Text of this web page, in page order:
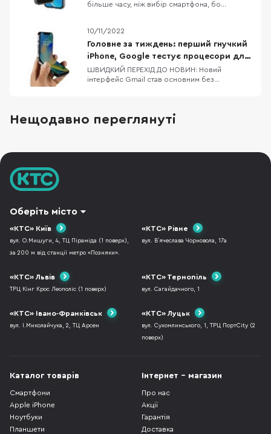
більше часу, ніж вибір смартфона, бо
iPhone. Одна з компаній, яка давно себе
зарекомендувала як виробник якісних,
довговічних та красивих аксесуарів до iPhone
— це AMAZINGthing. В них
10/11/2022
Головне за тиждень: перший гнучкий
iPhone, Google тестує процесори для
Pixel 8/8 Pro, флагманський процесор
від MediaTek
ШВИДКИЙ ПЕРЕХІД ДО НОВИН: Новий
інтерфейс Gmail став основним без
Офіційні верифіковані акаунти в Twitter
отримають відмітку Official Apple планує
Нещодавно переглянуті
Оберіть місто
«КТС» Київ
вул. О.Мишуги, 4, ТЦ Піраміда (1 поверх),
за 200 м від станції метро «Позняки».
«КТС» Рівне
вул. В`ячеслава Чорновола, 17а
«КТС» Львів
ТРЦ Кінг Крос Леополіс (1 поверх)
«КТС» Тернопіль
вул. Сагайдачного, 1
«КТС» Івано-Франківськ
вул. І.Миколайчука, 2, ТЦ Арсен
«КТС» Луцьк
вул. Сухомлинського, 1, ТРЦ ПортCity (2
поверх)
Каталог товарів
Смартфони
Apple iPhone
Ноутбуки
Планшети
Інтернет - магазин
Про нас
Акції
Гарантія
Доставка